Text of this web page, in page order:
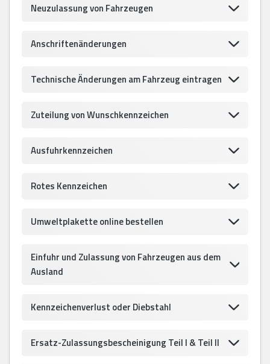
Neuzulassung von Fahrzeugen
Anschriftenänderungen
Technische Änderungen am Fahrzeug eintragen
Zuteilung von Wunschkennzeichen
Ausfuhrkennzeichen
Rotes Kennzeichen
Umweltplakette online bestellen
Einfuhr und Zulassung von Fahrzeugen aus dem
Ausland
Kennzeichenverlust oder Diebstahl
Ersatz-Zulassungsbescheinigung Teil I & Teil II